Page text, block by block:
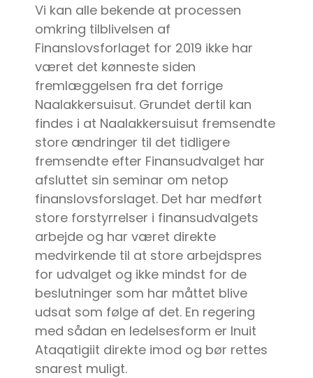
Vi kan alle bekende at processen
omkring tilblivelsen af
Finanslovsforlaget for 2019 ikke har
været det kønneste siden
fremlæggelsen fra det forrige
Naalakkersuisut. Grundet dertil kan
findes i at Naalakkersuisut fremsendte
store ændringer til det tidligere
fremsendte efter Finansudvalget har
afsluttet sin seminar om netop
finanslovsforslaget. Det har medført
store forstyrrelser i finansudvalgets
arbejde og har været direkte
medvirkende til at store arbejdspres
for udvalget og ikke mindst for de
beslutninger som har måttet blive
udsat som følge af det. En regering
med sådan en ledelsesform er Inuit
Ataqatigiit direkte imod og bør rettes
snarest muligt.